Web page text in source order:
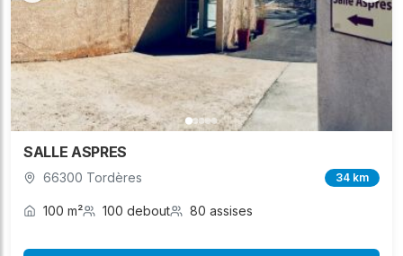
SALLE ASPRES
66300 Tordères 34 km
100 m² 100 debout 80 assises